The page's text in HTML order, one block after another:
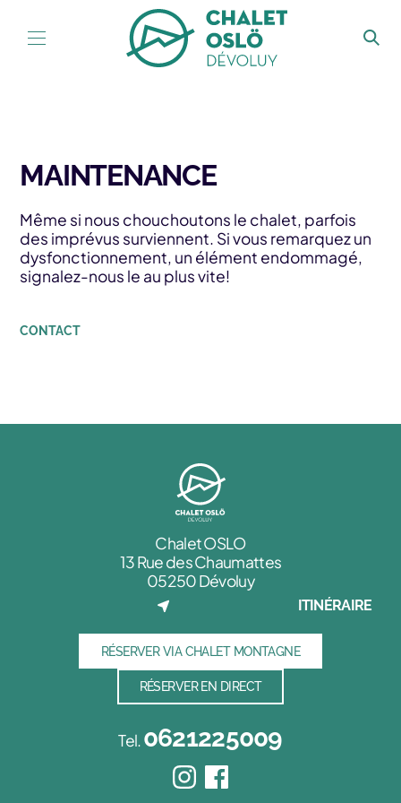
MAINTENANCE
Même si nous chouchoutons le chalet, parfois
des imprévus surviennent. Si vous remarquez un
dysfonctionnement, un élément endommagé,
signalez-nous le au plus vite!
CONTACT
Chalet OSLO
13 Rue des Chaumattes
05250 Dévoluy
ITINÉRAIRE
RÉSERVER VIA CHALET MONTAGNE
RÉSERVER EN DIRECT
Tel.0621225009